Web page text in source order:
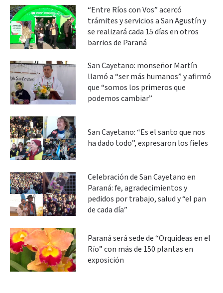
“Entre Ríos con Vos” acercó
trámites y servicios a San Agustín y
se realizará cada 15 días en otros
barrios de Paraná
San Cayetano: monseñor Martín
llamó a “ser más humanos” y afirmó
que “somos los primeros que
podemos cambiar”
San Cayetano: “Es el santo que nos
ha dado todo”, expresaron los fieles
Celebración de San Cayetano en
Paraná: fe, agradecimientos y
pedidos por trabajo, salud y “el pan
de cada día”
Paraná será sede de “Orquídeas en el
Río” con más de 150 plantas en
exposición